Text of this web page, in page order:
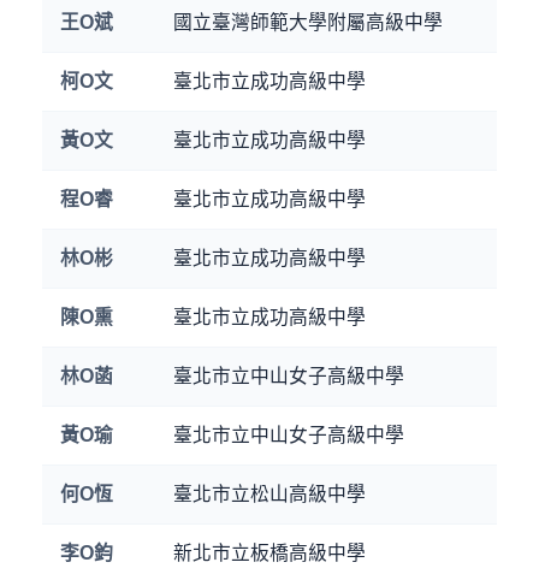
王O斌 國立臺灣師範大學附屬高級中學
柯O文 臺北市立成功高級中學
黃O文 臺北市立成功高級中學
程O睿 臺北市立成功高級中學
林O彬 臺北市立成功高級中學
陳O熏 臺北市立成功高級中學
林O菡 臺北市立中山女子高級中學
黃O瑜 臺北市立中山女子高級中學
何O恆 臺北市立松山高級中學
李O鈞 新北市立板橋高級中學